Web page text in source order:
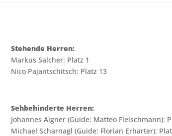
Stehende Herren:
Markus Salcher: Platz 1
Nico Pajantschitsch: Platz 13
Sehbehinderte Herren:
Johannes Aigner (Guide: Matteo Fleischmann):
Michael Scharnagl (Guide: Florian Erharter):